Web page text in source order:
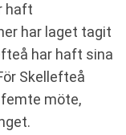
haft
har laget tagit
har haft sina
Skellefteå
möte,